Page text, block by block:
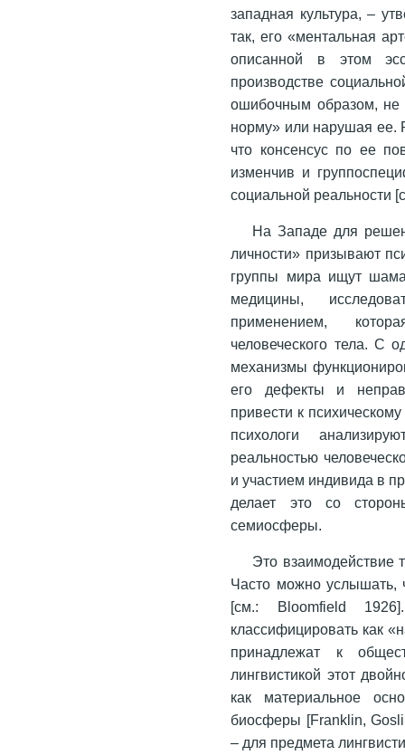
западная культура, –
так, его «ментальная
описанной в этом
производстве
ошибочным образом,
норму» или нарушая ее.
что консенсус по ее
изменчив и
социальной реальности
На Западе для
личности» призывают
группы мира ищут
медицины,
применением,
человеческого тела. С
механизмы
его дефекты и
привести к
психологи
реальностью
и участием индивида в
делает это со
семиосферы.
Это взаимодействие
Часто можно услышать,
[см.: Bloomfield
классифицировать как
принадлежат к
лингвистикой этот
как материальное
биосферы [Franklin,
– для предмета